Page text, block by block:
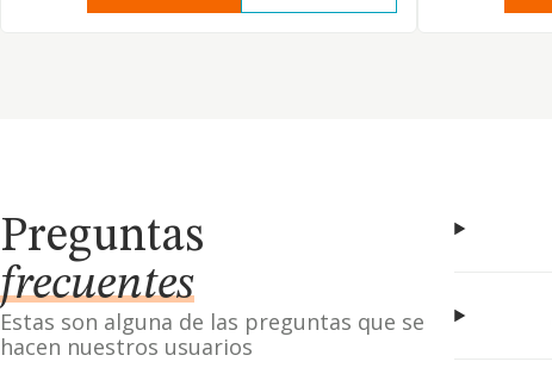
Preguntas
frecuentes
Estas son alguna de las preguntas que se
hacen nuestros usuarios